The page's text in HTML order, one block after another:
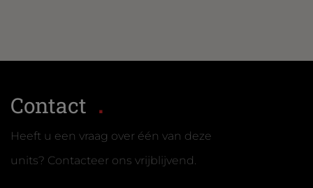
Contact
Heeft u een vraag over één van deze
units? Contacteer ons vrijblijvend.